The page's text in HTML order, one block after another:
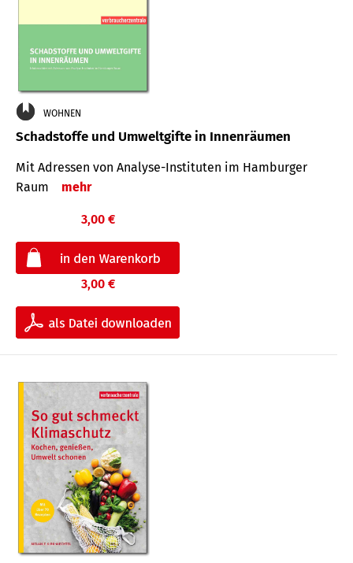
WOHNEN
Schadstoffe und Umweltgifte in Innenräumen
Mit Adressen von Analyse-Insti­tuten im Hamburger
Raum
mehr
3,00 €
3,00 €